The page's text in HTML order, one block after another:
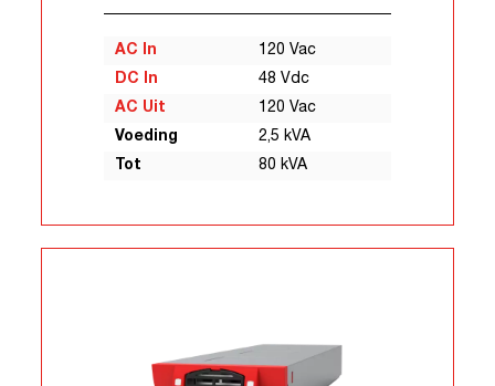
AC In
120 Vac
DC In
48 Vdc
AC Uit
120 Vac
Voeding
2,5 kVA
Tot
80 kVA